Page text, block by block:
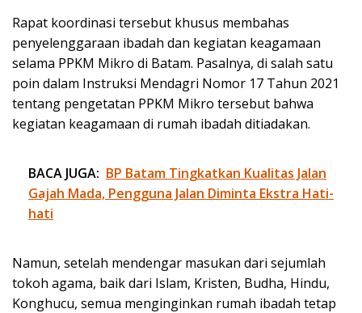
Rapat koordinasi tersebut khusus membahas
penyelenggaraan ibadah dan kegiatan keagamaan
selama PPKM Mikro di Batam. Pasalnya, di salah satu
poin dalam Instruksi Mendagri Nomor 17 Tahun 2021
tentang pengetatan PPKM Mikro tersebut bahwa
kegiatan keagamaan di rumah ibadah ditiadakan.
BACA JUGA: BP Batam Tingkatkan Kualitas Jalan
Gajah Mada, Pengguna Jalan Diminta Ekstra Hati-
hati
Namun, setelah mendengar masukan dari sejumlah
tokoh agama, baik dari Islam, Kristen, Budha, Hindu,
Konghucu, semua menginginkan rumah ibadah tetap